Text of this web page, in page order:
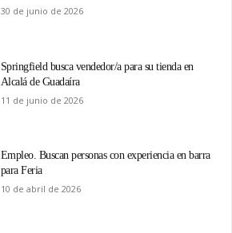
30 de junio de 2026
Springfield busca vendedor/a para su tienda en
Alcalá de Guadaíra
11 de junio de 2026
Empleo. Buscan personas con experiencia en barra
para Feria
10 de abril de 2026